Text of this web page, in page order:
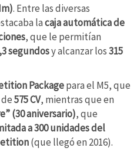
. Entre las diversas
lacaja automática de
, que le permitían
segundosy alcanzar los315
Packagepara el M5, que
575 CV, mientras que en
(30 aniversario), que
a 300 unidades del
(que llegó en 2016).